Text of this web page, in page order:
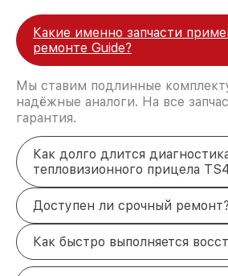
Какие именно запчасти
ремонте Guide?
Мы ставим подлинные
надёжные аналоги. На все
гарантия.
Как долго длится
тепловизионного прицела
Доступен ли срочный ремонт?
Как быстро выполняется